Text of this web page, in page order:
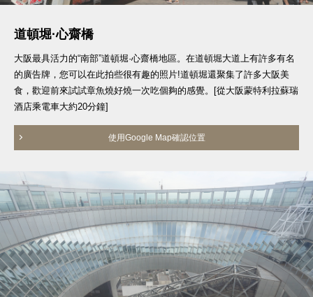
道頓堀·心齋橋
大阪最具活力的“南部”道頓堀·心齋橋地區。在道頓堀大道上有許多有名
的廣告牌，您可以在此拍些很有趣的照片!道頓堀還聚集了許多大阪美
食，歡迎前來試試章魚燒好燒一次吃個夠的感覺。[從大阪蒙特利拉蘇瑞
酒店乘電車大約20分鐘]
使用Google Map確認位置